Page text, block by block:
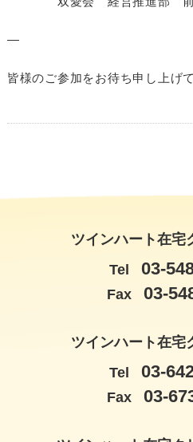
—
皆様のご参加をお待ち申し上げ
ツインハート在宅
Tel
03-
Fax 03-
ツインハート在宅
Tel
03-
Fax 03-